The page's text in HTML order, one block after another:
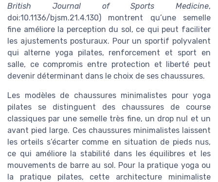
British Journal of Sports Medicine,
doi:10.1136/bjsm.21.4.130) montrent qu’une semelle
fine améliore la perception du sol, ce qui peut faciliter
les ajustements posturaux. Pour un sportif polyvalent
qui alterne yoga pilates, renforcement et sport en
salle, ce compromis entre protection et liberté peut
devenir déterminant dans le choix de ses chaussures.
Les modèles de chaussures minimalistes pour yoga
pilates se distinguent des chaussures de course
classiques par une semelle très fine, un drop nul et un
avant pied large. Ces chaussures minimalistes laissent
les orteils s’écarter comme en situation de pieds nus,
ce qui améliore la stabilité dans les équilibres et les
mouvements de barre au sol. Pour la pratique yoga ou
la pratique pilates, cette architecture minimaliste